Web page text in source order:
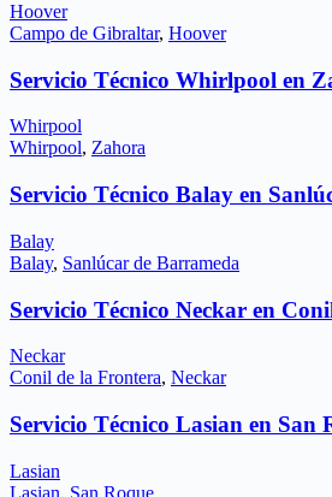
Hoover
Campo de Gibraltar, Hoover
Servicio Técnico Whirlpool en
Whirpool
Whirpool, Zahora
Servicio Técnico Balay en
Balay
Balay, Sanlúcar de Barrameda
Servicio Técnico Neckar en
Neckar
Conil de la Frontera, Neckar
Servicio Técnico Lasian en San
Lasian
Lasian, San Roque